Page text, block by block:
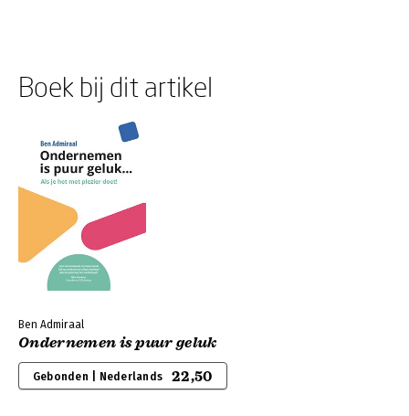
Boek bij dit artikel
Ben Admiraal
Ondernemen is puur geluk
Gebonden | Nederlands 22,50